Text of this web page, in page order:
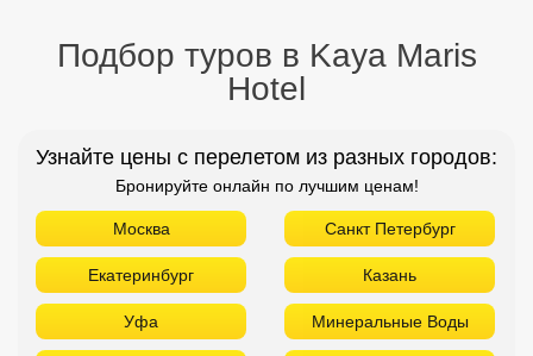
Подбор туров в Kaya Maris
Hotel
Узнайте цены с перелетом из разных городов:
Бронируйте онлайн по лучшим ценам!
Москва Санкт Петербург
Екатеринбург Казань
Уфа Минеральные Воды